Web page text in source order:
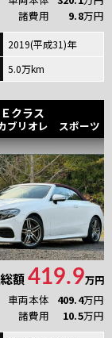
諸費用
9.8万円
2019(平成31)年
5.0万km
Ｅクラス
ブリオレ スポーツ
額419.9万円
車両本体 409.4万円
諸費用
10.5万円